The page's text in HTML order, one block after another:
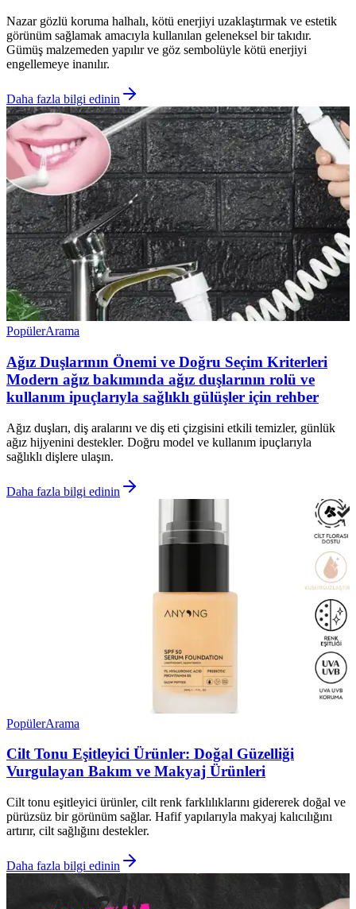
Nazar gözlü koruma halhalı, kötü enerjiyi uzaklaştırmak ve estetik
görünüm sağlamak amacıyla kullanılan geleneksel bir takıdır.
Gümüş malzemeden yapılır ve göz sembolüyle kötü enerjiyi
engellemeye inanılır.
Daha fazla bilgi edinin
PopülerArama
Ağız Duşlarının Önemi ve Doğru Seçim Kriterleri
Modern ağız bakımında ağız duşlarının rolü ve
kullanım ipuçlarıyla sağlıklı gülüşler için rehber
Ağız duşları, diş aralarını ve diş eti çizgisini etkili temizler, günlük
ağız hijyenini destekler. Doğru model ve kullanım ipuçlarıyla
sağlıklı dişlere ulaşın.
Daha fazla bilgi edinin
PopülerArama
Cilt Tonu Eşitleyici Ürünler: Doğal Güzelliği
Vurgulayan Bakım ve Makyaj Ürünleri
Cilt tonu eşitleyici ürünler, cilt renk farklılıklarını gidererek doğal ve
pürüzsüz bir görünüm sağlar. Hafif yapılarıyla makyaj kalıcılığını
artırır, cilt sağlığını destekler.
Daha fazla bilgi edinin